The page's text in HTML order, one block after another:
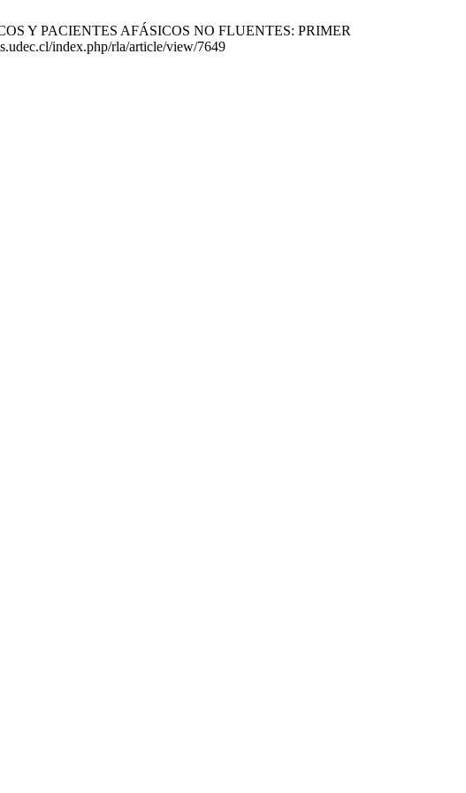
Y PACIENTES AFÁSICOS NO FLUENTES: PRIMER
index.php/rla/article/view/7649